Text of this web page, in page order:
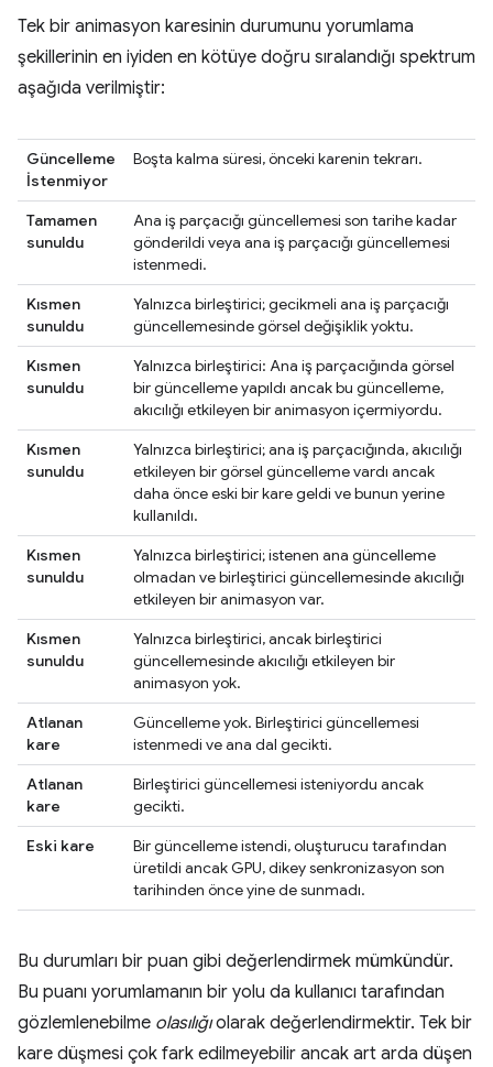
Tek bir animasyon karesinin durumunu yorumlama
şekillerinin en iyiden en kötüye doğru sıralandığı spektrum
aşağıda verilmiştir:
Güncelleme
İstenmiyor
Boşta kalma süresi, önceki karenin tekrarı.
Tamamen
sunuldu
Ana iş parçacığı güncellemesi son tarihe kadar
gönderildi veya ana iş parçacığı güncellemesi
istenmedi.
Kısmen
sunuldu
Yalnızca birleştirici; gecikmeli ana iş parçacığı
güncellemesinde görsel değişiklik yoktu.
Kısmen
sunuldu
Yalnızca birleştirici: Ana iş parçacığında görsel
bir güncelleme yapıldı ancak bu güncelleme,
akıcılığı etkileyen bir animasyon içermiyordu.
Kısmen
sunuldu
Yalnızca birleştirici; ana iş parçacığında, akıcılığı
etkileyen bir görsel güncelleme vardı ancak
daha önce eski bir kare geldi ve bunun yerine
kullanıldı.
Kısmen
sunuldu
Yalnızca birleştirici; istenen ana güncelleme
olmadan ve birleştirici güncellemesinde akıcılığı
etkileyen bir animasyon var.
Kısmen
sunuldu
Yalnızca birleştirici, ancak birleştirici
güncellemesinde akıcılığı etkileyen bir
animasyon yok.
Atlanan
kare
Güncelleme yok. Birleştirici güncellemesi
istenmedi ve ana dal gecikti.
Atlanan
kare
Birleştirici güncellemesi isteniyordu ancak
gecikti.
Eski kare
Bir güncelleme istendi, oluşturucu tarafından
üretildi ancak GPU, dikey senkronizasyon son
tarihinden önce yine de sunmadı.
Bu durumları bir puan gibi değerlendirmek mümkündür.
Bu puanı yorumlamanın bir yolu da kullanıcı tarafından
gözlemlenebilme olasılığıolarak değerlendirmektir. Tek bir
kare düşmesi çok fark edilmeyebilir ancak art arda düşen